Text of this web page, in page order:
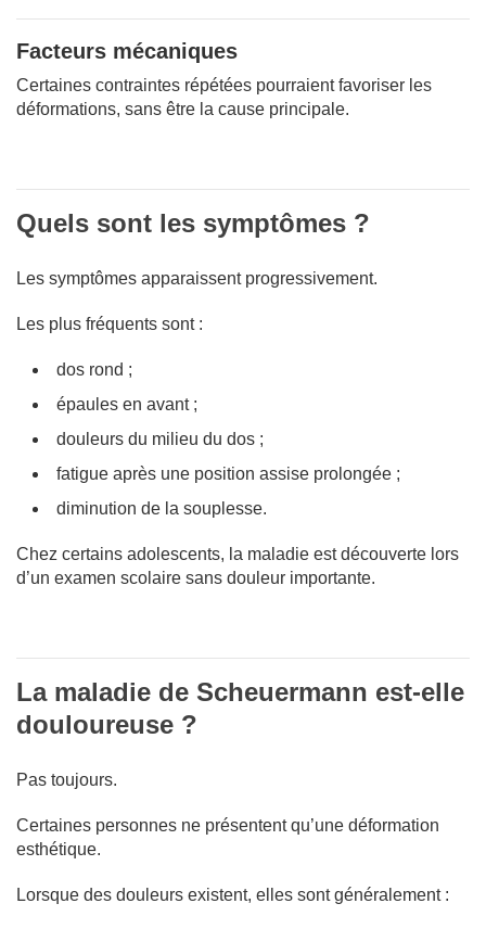
Facteurs mécaniques
Certaines contraintes répétées pourraient favoriser les
déformations, sans être la cause principale.
Quels sont les symptômes ?
Les symptômes apparaissent progressivement.
Les plus fréquents sont :
dos rond ;
épaules en avant ;
douleurs du milieu du dos ;
fatigue après une position assise prolongée ;
diminution de la souplesse.
Chez certains adolescents, la maladie est découverte lors
d’un examen scolaire sans douleur importante.
La maladie de Scheuermann est-elle
douloureuse ?
Pas toujours.
Certaines personnes ne présentent qu’une déformation
esthétique.
Lorsque des douleurs existent, elles sont généralement :